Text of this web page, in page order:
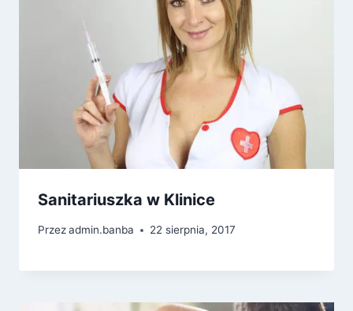
Sanitariuszka w Klinice
Przezadmin.banba 22 sierpnia, 2017